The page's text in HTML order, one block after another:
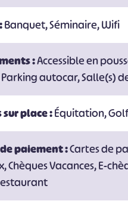
Banquet, Séminaire, Wifi
:Accessible en
autocar, Salle(s)
place :Équitation,
paiement :Cartes de
Chèques Vacances, E-